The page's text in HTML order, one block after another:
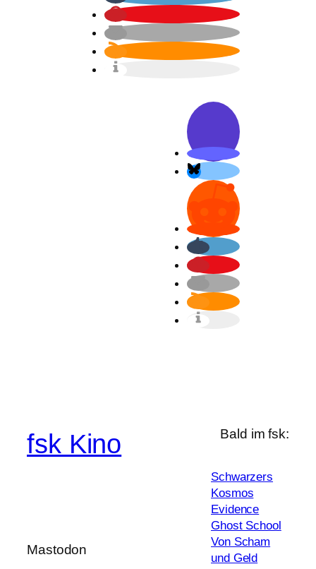
fsk Kino
Mastodon
Bald im fsk:
Schwarzers
Kosmos
Evidence
Ghost School
Von Scham
und Geld